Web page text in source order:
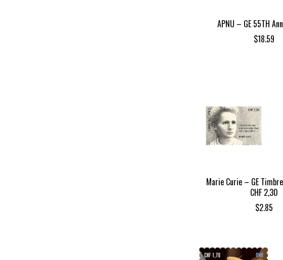
APNU – GE 55TH
$18.59
Marie Curie – GE
CHF 2,30
$2.85